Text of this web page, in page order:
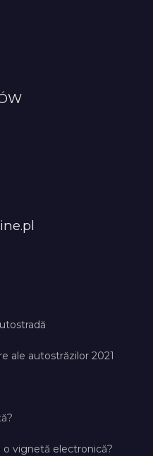
ale autostrăzilor 2021
vignetă electronică?